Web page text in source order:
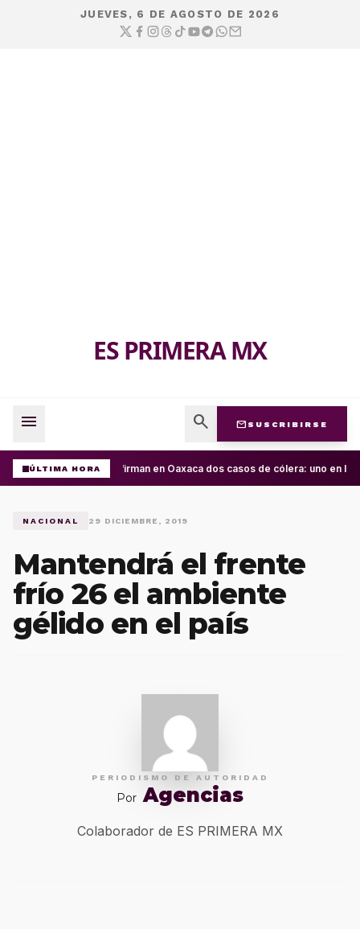
JUEVES, 6 DE AGOSTO DE 2026
ES PRIMERA MX
menu search mail SUSCRIBIRSE
ÚLTIMA HORAConfirman en Oaxaca dos casos de cólera: uno en la
NACIONAL 29 DICIEMBRE, 2019
Mantendrá el frente
frío 26 el ambiente
gélido en el país
PERIODISMO DE AUTORIDAD
Por Agencias
Colaborador de ES PRIMERA MX